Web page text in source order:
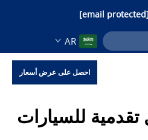
[email protected]
AR
احصل على عرض أسعار
للسيارات